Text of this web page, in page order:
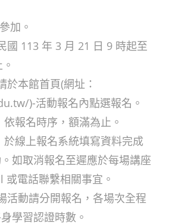
加。
國 113 年 3 月 21 日 9 時起至
於本館首頁(網址：
)-活動報名內點選報名。
報名時序，額滿為止。
線上報名系統填寫資料完成
如取消報名至遲應於每場講座
電話聯繫相關事宜。
活動請分開報名，各場次全程
學習認證時數。